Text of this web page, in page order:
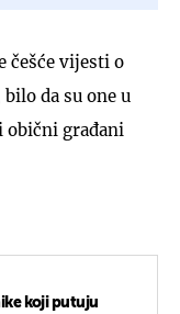
češće vijesti o
da su one u
obični građani
koji putuju